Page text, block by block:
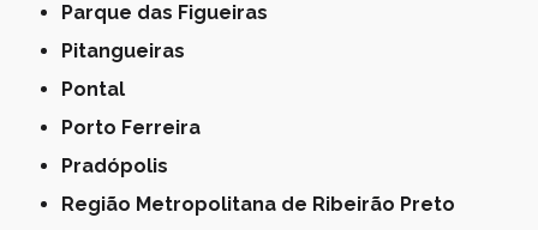
Parque das Figueiras
Pitangueiras
Pontal
Porto Ferreira
Pradópolis
Região Metropolitana de Ribeirão Preto